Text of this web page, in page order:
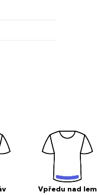
Vpředu nad lem